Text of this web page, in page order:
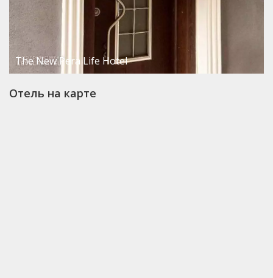
The New Pera Life Hotel
Отель на карте